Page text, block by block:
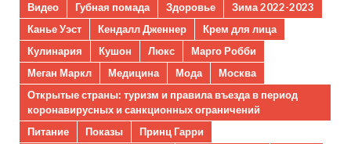
Видео
Губная помада Здоровье
Зима 2022-2023
Канье Уэст
Кендалл Дженнер
Крем для лица
Кулинария
Кушон Люкс
Марго Робби
Меган Маркл
Медицина Мода
Москва
Открытые страны: туризм и правила въезда в период
коронавирусных и санкционных ограничений
Питание
Показы
Принц Гарри